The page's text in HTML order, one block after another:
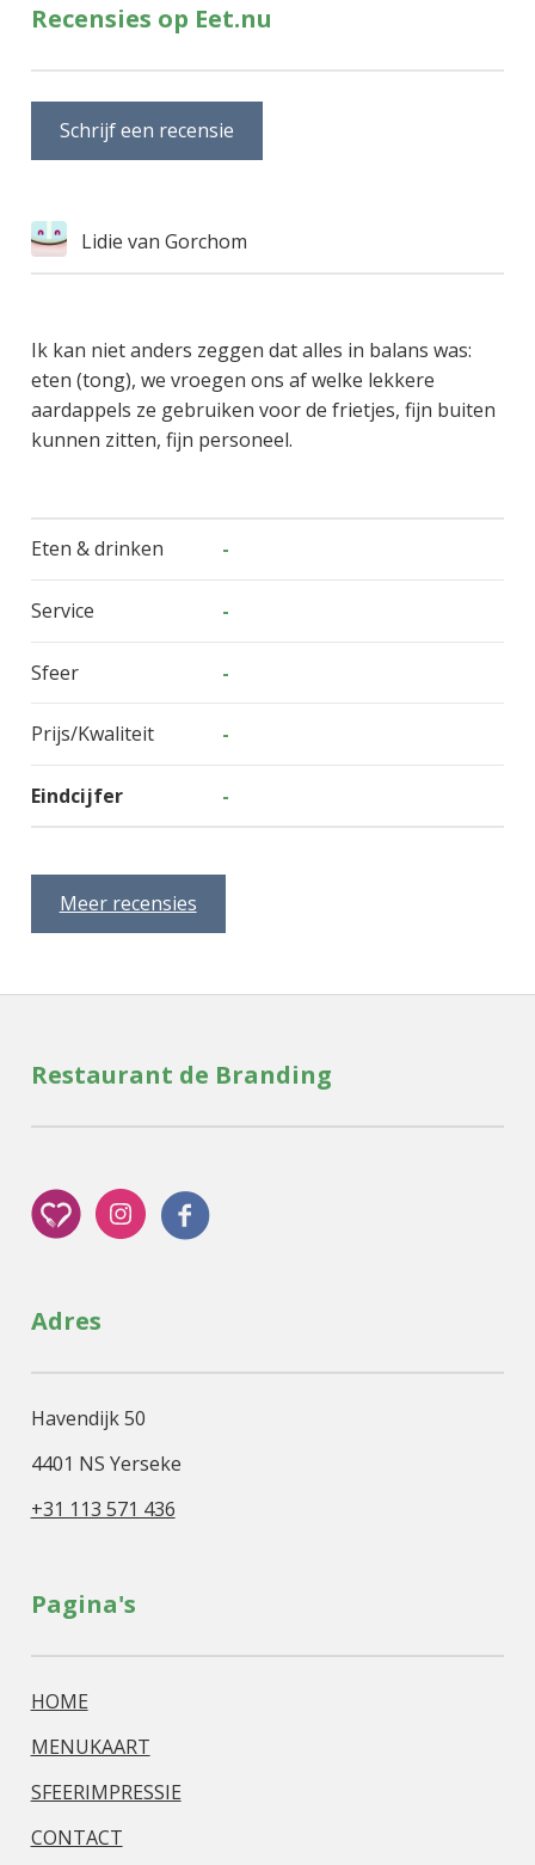
Recensies op Eet.nu
Schrijf een recensie
Lidie van Gorchom
Ik kan niet anders zeggen dat alles in balans was:
eten (tong), we vroegen ons af welke lekkere
aardappels ze gebruiken voor de frietjes, fijn buiten
kunnen zitten, fijn personeel.
Eten & drinken -
Service -
Sfeer -
Prijs/Kwaliteit -
Eindcijfer -
Meer recensies
Restaurant de Branding
Adres
Havendijk 50
4401 NS Yerseke
+31 113 571 436
Pagina's
HOME
MENUKAART
SFEERIMPRESSIE
CONTACT